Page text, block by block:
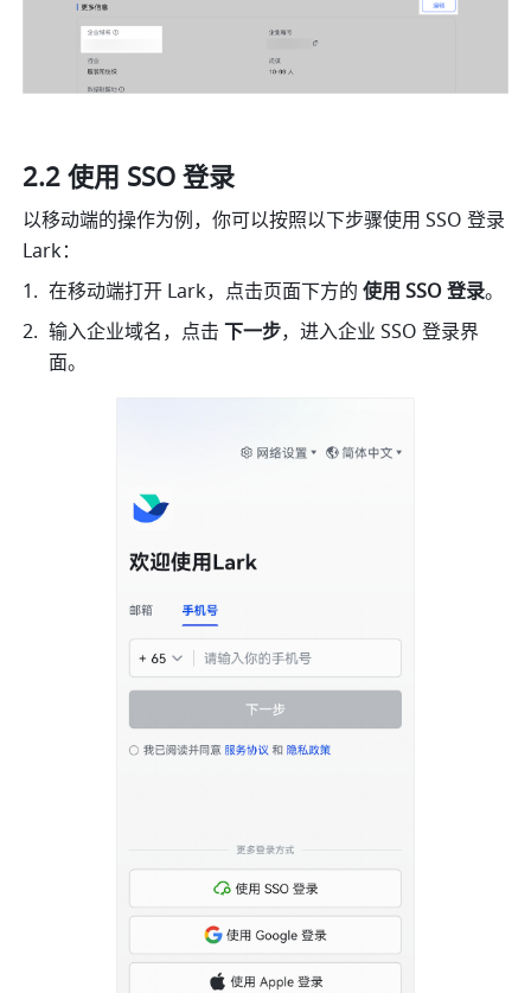
2.2 使用 SSO 登录
以移动端的操作为例，你可以按照以下步骤使用 SSO 登录
Lark：
在移动端打开 Lark，点击页面下方的 使用 SSO 登录。
输入企业域名，点击 下一步，进入企业 SSO 登录界
面。